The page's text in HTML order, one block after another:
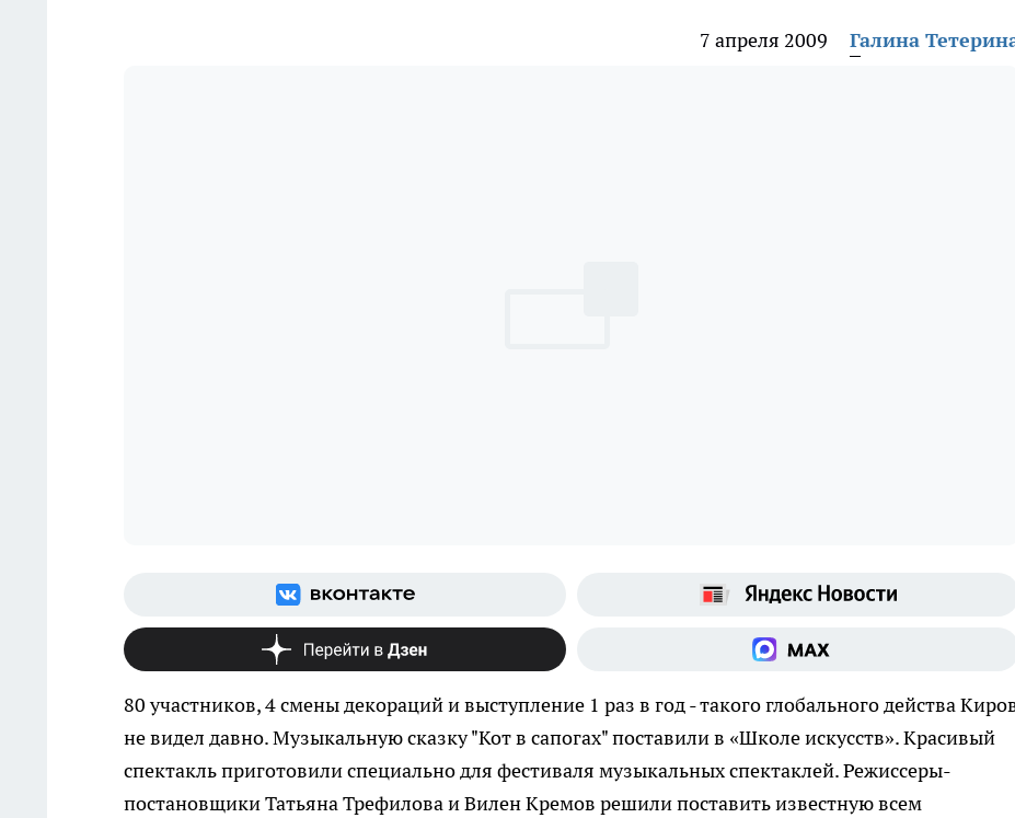
7 апреля 2009 Галина
80 участников, 4 смены декораций и выступление 1 раз в год - такого глобального действа
не видел давно.Музыкальную сказку "Кот в сапогах" поставили в «Школе искусств». Красивый
спектакль приготовили специально для фестиваля музыкальных спектаклей. Режиссеры-
постановщики Татьяна Трефилова и Вилен Кремов решили поставить известную всем